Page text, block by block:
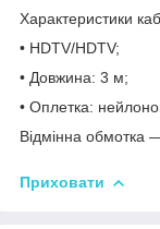
Характеристики
• HDTV/HDTV;
• Довжина: 3 м;
• Оплетка:
Відмінна обмотка
Приховати